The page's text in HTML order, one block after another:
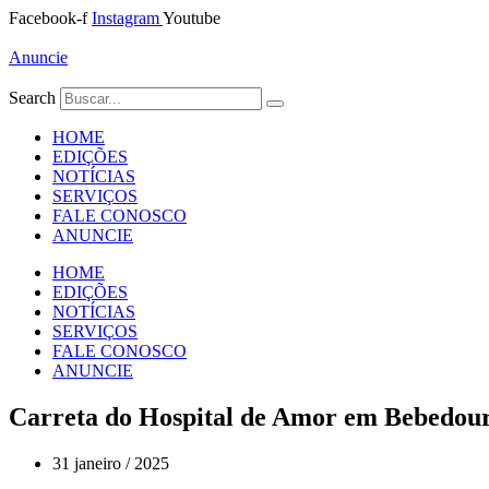
Ir
o
Facebook-f InstagramYoutube
Anuncie
Search
HOME
EDIÇÕES
NOTÍCIAS
SERVIÇOS
FALE CONOSCO
ANUNCIE
HOME
EDIÇÕES
NOTÍCIAS
SERVIÇOS
FALE CONOSCO
ANUNCIE
Carreta do Hospital de Amor em
31 janeiro / 2025